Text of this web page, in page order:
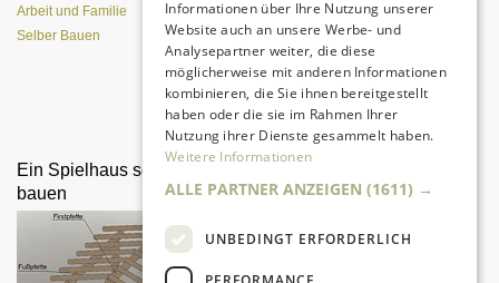
Arbeit und Familie
Selber Bauen
Da sind Kinder mit Begeisterung
dabei.
Ein Spielhaus selber
bauen
Informationen über Ihre Nutzung unserer
Website auch an unsere Werbe- und
Analysepartner weiter, die diese
möglicherweise mit anderen Informationen
kombinieren, die Sie ihnen bereitgestellt
haben oder die sie im Rahmen Ihrer
Nutzung ihrer Dienste gesammelt haben.
Weitere Informationen
ALLE PARTNER ANZEIGEN (1611) →
UNBEDINGT ERFORDERLICH